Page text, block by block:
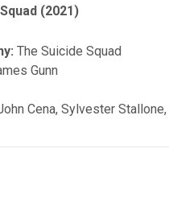
(2021)
The Suicide Squad
Gunn
Cena, Sylvester